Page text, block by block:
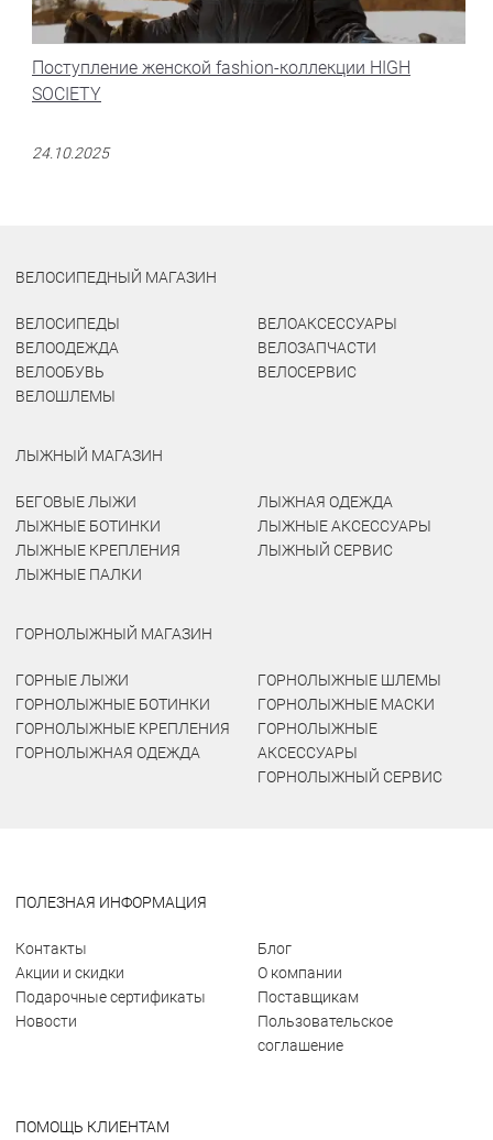
Поступление женской fashion-коллекции HIGH
SOCIETY
24.10.2025
ВЕЛОСИПЕДНЫЙ МАГАЗИН
ВЕЛОСИПЕДЫ
ВЕЛООДЕЖДА
ВЕЛООБУВЬ
ВЕЛОШЛЕМЫ
ВЕЛОАКСЕССУАРЫ
ВЕЛОЗАПЧАСТИ
ВЕЛОСЕРВИС
ЛЫЖНЫЙ МАГАЗИН
БЕГОВЫЕ ЛЫЖИ
ЛЫЖНЫЕ БОТИНКИ
ЛЫЖНЫЕ КРЕПЛЕНИЯ
ЛЫЖНЫЕ ПАЛКИ
ЛЫЖНАЯ ОДЕЖДА
ЛЫЖНЫЕ АКСЕССУАРЫ
ЛЫЖНЫЙ СЕРВИС
ГОРНОЛЫЖНЫЙ МАГАЗИН
ГОРНЫЕ ЛЫЖИ
ГОРНОЛЫЖНЫЕ БОТИНКИ
ГОРНОЛЫЖНЫЕ КРЕПЛЕНИЯ
ГОРНОЛЫЖНАЯ ОДЕЖДА
ГОРНОЛЫЖНЫЕ ШЛЕМЫ
ГОРНОЛЫЖНЫЕ МАСКИ
ГОРНОЛЫЖНЫЕ
АКСЕССУАРЫ
ГОРНОЛЫЖНЫЙ СЕРВИС
ПОЛЕЗНАЯ ИНФОРМАЦИЯ
Контакты
Акции и скидки
Подарочные сертификаты
Новости
Блог
О компании
Поставщикам
Пользовательское
соглашение
ПОМОЩЬ КЛИЕНТАМ